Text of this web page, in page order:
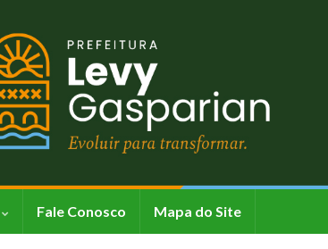
Fale Conosco Mapa do Site